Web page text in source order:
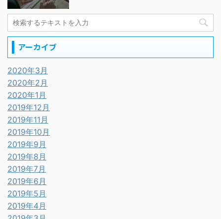
アーカイブ
2020年3月
2020年2月
2020年1月
2019年12月
2019年11月
2019年10月
2019年9月
2019年8月
2019年7月
2019年6月
2019年5月
2019年4月